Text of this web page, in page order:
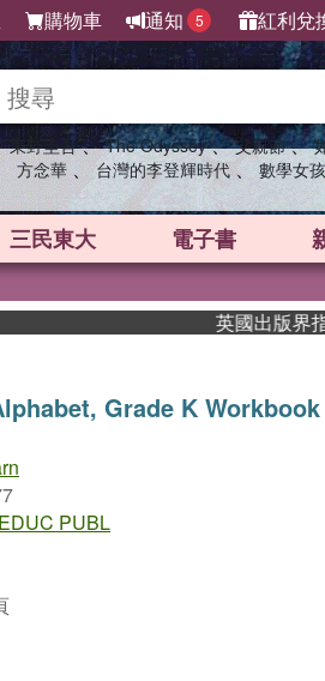
購物車 通知 5 紅利兌
東野圭吾 、 The Odyssey 、 父親節 、
方念華 、 台灣的李登輝時代 、 數學女
三民東大 電子書
英國出版界指
Grade K
PUBL